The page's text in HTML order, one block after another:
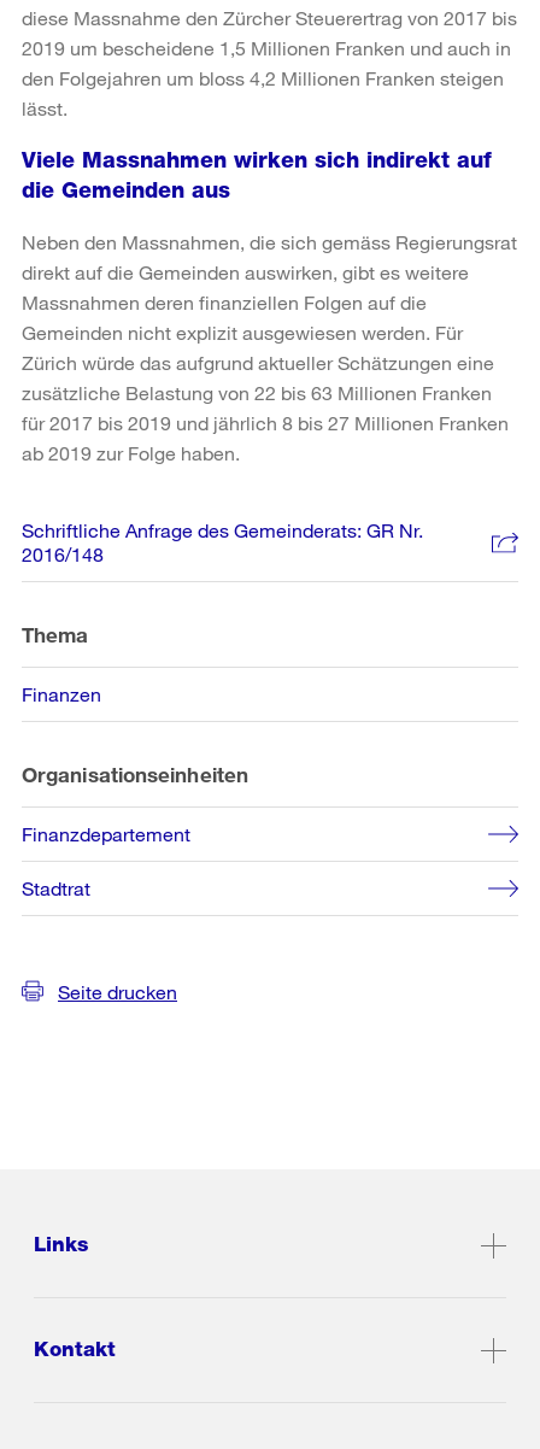
diese Massnahme den Zürcher Steuerertrag von 2017 bis
2019 um bescheidene 1,5 Millionen Franken und auch in
den Folgejahren um bloss 4,2 Millionen Franken steigen
lässt.
Viele Massnahmen wirken sich indirekt auf
die Gemeinden aus
Neben den Massnahmen, die sich gemäss Regierungsrat
direkt auf die Gemeinden auswirken, gibt es weitere
Massnahmen deren finanziellen Folgen auf die
Gemeinden nicht explizit ausgewiesen werden. Für
Zürich würde das aufgrund aktueller Schätzungen eine
zusätzliche Belastung von 22 bis 63 Millionen Franken
für 2017 bis 2019 und jährlich 8 bis 27 Millionen Franken
ab 2019 zur Folge haben.
Weitere
Informationen
Schriftliche Anfrage des Gemeinderats: GR Nr.
2016/148
Thema
Finanzen
Organisationseinheiten
Finanzdepartement
Stadtrat
Seite drucken
Links
Kontakt